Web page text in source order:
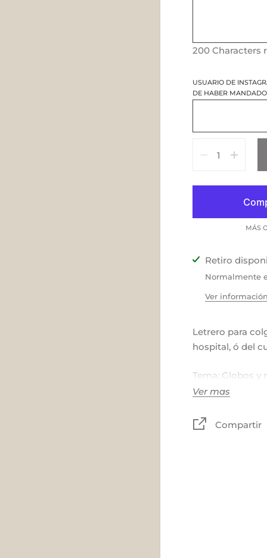
200Characters
USUARIO DE
DE HABER
MÁS
Retiro
Normalmente
Ver
Letrero para
hospital, ó del
Tema: Globos y
amarillo claro y
Ver mas
Compartir